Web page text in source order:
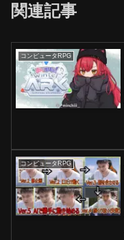
関連記事
コンピュータRPG
コンピュータRPG